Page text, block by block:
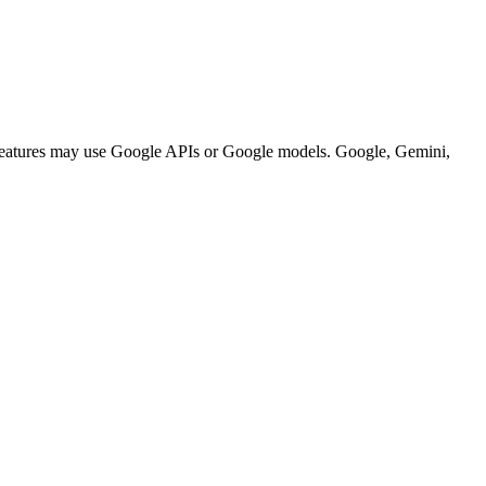
may use Google APIs or Google models. Google, Gemini,